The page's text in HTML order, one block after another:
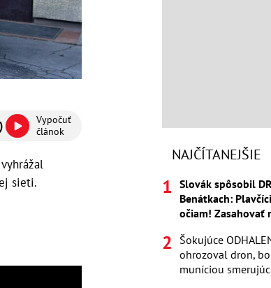
Vypočuť
článok
sieti.
NAJČÍTANEJŠIE
Slovák spôsobil
Benátkach:
očiam! Zasahovať
Šokujúce
ohrozoval dron,
muníciou